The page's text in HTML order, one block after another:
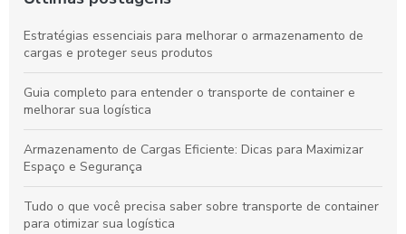
Estratégias essenciais para melhorar o armazenamento de
cargas e proteger seus produtos
Guia completo para entender o transporte de container e
melhorar sua logística
Armazenamento de Cargas Eficiente: Dicas para Maximizar
Espaço e Segurança
Tudo o que você precisa saber sobre transporte de container
para otimizar sua logística